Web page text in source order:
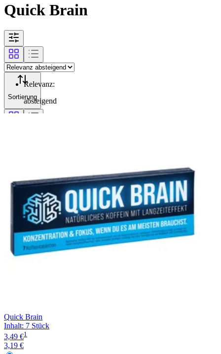
Quick Brain
Sortierung
Relevanz:
absteigend
Quick Brain
Inhalt: 7 Stück
3,49 €1
3,19 €